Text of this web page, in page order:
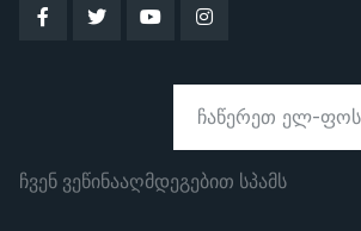
ჩვენ ვეწინააღმდეგებით სპამს